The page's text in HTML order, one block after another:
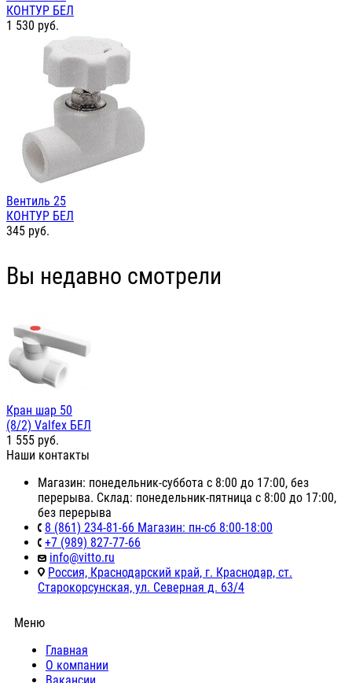
КОНТУР БЕЛ
1 530 руб.
Вентиль 25
КОНТУР БЕЛ
345 руб.
Вы недавно смотрели
Кран шар 50
(8/2) Valfex БЕЛ
1 555 руб.
Наши контакты
Магазин: понедельник-суббота с 8:00 до 17:00, без
перерыва. Склад: понедельник-пятница с 8:00 до 17:00,
без перерыва
8 (861) 234-81-66 Магазин: пн-сб 8:00-18:00
+7 (989) 827-77-66
info@vitto.ru
Россия, Краснодарский край, г. Краснодар, ст.
Старокорсунская, ул. Северная д. 63/4
Меню
Главная
О компании